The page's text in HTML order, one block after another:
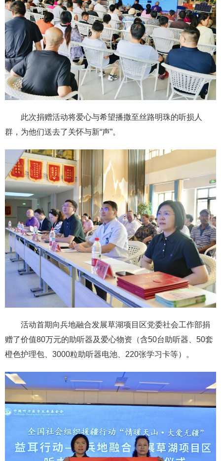
此次捐赠活动将爱心与希望播撒至丝路明珠的听损人
群，为他们送去了关怀与新“声”。
活动首期向兵地融合发展草湖项目区党委社会工作部捐
赠了价值80万元的助听器及爱心物资（含50台助听器、50套
橙色护理包、3000粒助听器电池、220张学习卡等）。